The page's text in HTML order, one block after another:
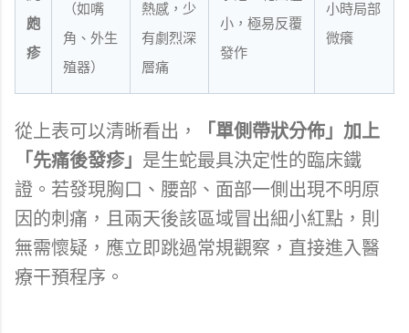
皰
疹
（如嘴
角、外生
殖器）
熱感，少
有劇烈深
層痛
小，極易反覆
發作
小時局部
微癢
從上表可以清晰看出，
「單側帶狀分佈」加上
「先痛後發疹」 是生蛇最具決定性的臨床鐵
證。若發現胸口、腰部、面部一側出現不明原
因的刺痛，且兩天後該區域冒出細小紅點，則
無需懷疑，應立即跳過常規觀察，直接進入醫
療干預程序。